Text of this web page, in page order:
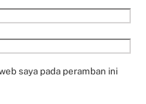
saya pada peramban ini